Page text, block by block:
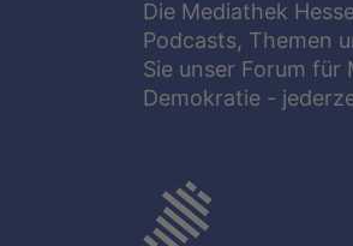
Die Mediathek
Podcasts, Themen
Sie unser Forum für
Demokratie -